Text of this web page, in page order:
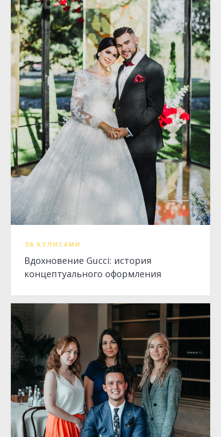
ЗА КУЛИСАМИ
Вдохновение Gucci: история
концептуального оформления